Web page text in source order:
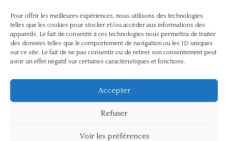
Pour offrir les meilleures expériences, nous utilisons des technologies
telles que les cookies pour stocker et/ou accéder aux informations des
appareils. Le fait de consentir à ces technologies nous permettra de traiter
des données telles que le comportement de navigation ou les ID uniques
sur ce site. Le fait de ne pas consentir ou de retirer son consentement peut
avoir un effet négatif sur certaines caractéristiques et fonctions.
Accepter
Refuser
Voir les préférences
Non classé(42)
Partis politiques, intelligentsia, médias(750)
Présentation(4)
Références(57)